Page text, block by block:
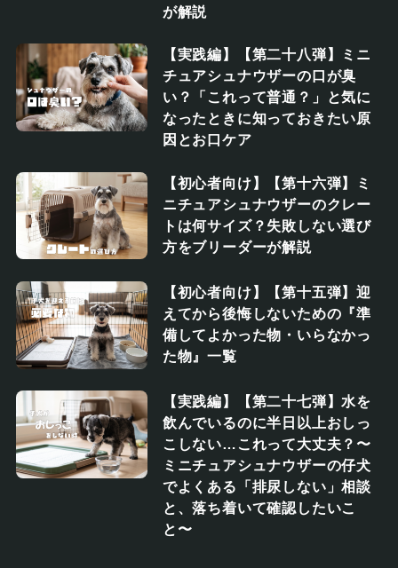
が解説
【実践編】【第二十八弾】ミニ
チュアシュナウザーの口が臭
い？「これって普通？」と気に
なったときに知っておきたい原
因とお口ケア
【初心者向け】【第十六弾】ミ
ニチュアシュナウザーのクレー
トは何サイズ？失敗しない選び
方をブリーダーが解説
【初心者向け】【第十五弾】迎
えてから後悔しないための『準
備してよかった物・いらなかっ
た物』一覧
【実践編】【第二十七弾】水を
飲んでいるのに半日以上おしっ
こしない…これって大丈夫？〜
ミニチュアシュナウザーの仔犬
でよくある「排尿しない」相談
と、落ち着いて確認したいこ
と〜